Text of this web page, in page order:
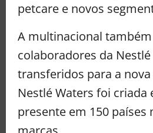
petcare e novos
A multinacional
colaboradores da
transferidos para a
Nestlé Waters foi criada
presente em 150 países